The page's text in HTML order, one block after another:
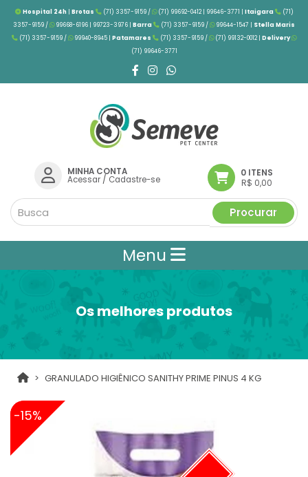
Hospital 24h| Brotas (71) 3357-9159 / (71) 99692-0412 | 99646-3771 | Itaigara
(71)
3357-9159 /
99668-6196 | 99723-3976 | Barra (71) 3357-9159 / 99644-1547 | Stella Maris
(71) 3357-9159 /
99940-8945 | Patamares (71) 3357-9159 / (71) 99132-0012 | Delivery
(71) 99646-3771
MINHA CONTA
Acessar/ Cadastre-se
0 ITENS
R$ 0,00
Procurar
Menu
Os melhores produtos
GRANULADO HIGIÊNICO SANITHY PRIME PINUS 4 KG
-15%